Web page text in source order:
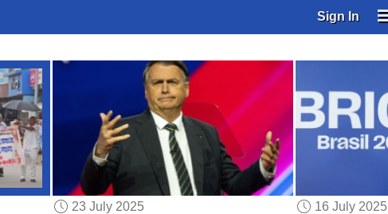
Sign In
23 July 2025
16 July 2025